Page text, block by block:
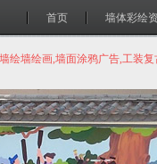
首页 墙体彩绘
绘墙绘画,墙面涂鸦广告,工装复